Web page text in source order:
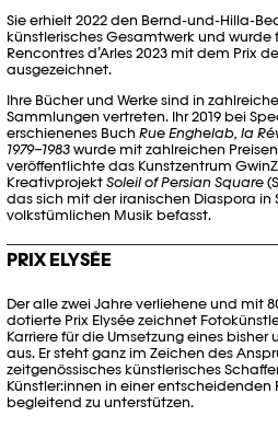
Sie erhielt 2022 den Bernd-und-Hilla-
künstlerisches Gesamtwerk und wurde
Rencontres d’Arles 2023 mit dem Prix
ausgezeichnet.
Ihre Bücher und Werke sind in
Sammlungen vertreten. Ihr 2019 bei
erschienenes BuchRue Enghelab, la
1979–1983 wurde mit zahlreichen
veröffentlichte das Kunstzentrum
Kreativprojekt Soleil of Persian Square
das sich mit der iranischen Diaspora in
volkstümlichen Musik befasst.
PRIX ELYSÉE
Der alle zwei Jahre verliehene und mit
dotierte Prix Elysée zeichnet
Karriere für die Umsetzung eines
aus. Er steht ganz im Zeichen des
zeitgenössisches künstlerisches
Künstler:innen in einer entscheidenden
begleitend zu unterstützen.